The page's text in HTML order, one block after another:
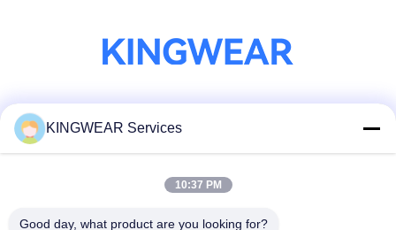
সোশ্যাল মিডিয়া
KINGWEAR Services
10:37 PM
Good day, what product are you looking for?